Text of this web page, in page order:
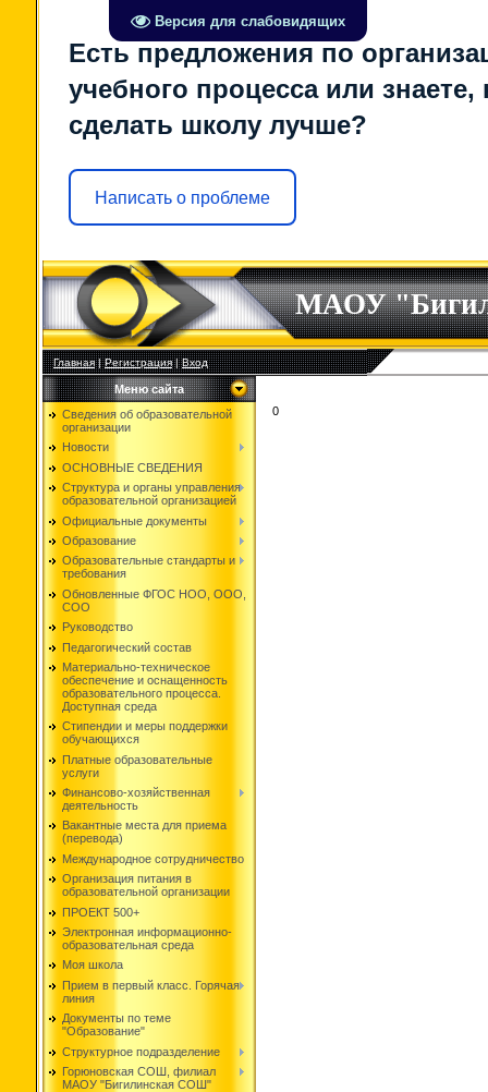
Версия для слабовидящих
Есть предложения по
учебного процесса или знаете,
сделать школу лучше?
Написать о проблеме
МАОУ
Главная|Регистрация|Вход
Меню сайта
Сведения об образовательной
организации
Новости
ОСНОВНЫЕ СВЕДЕНИЯ
Структура и органы управления
образовательной организацией
Официальные документы
Образование
Образовательные стандарты и
требования
Обновленные ФГОС НОО, ООО,
СОО
Руководство
Педагогический состав
Материально-техническое
обеспечение и оснащенность
образовательного процесса.
Доступная среда
Стипендии и меры поддержки
обучающихся
Платные образовательные
услуги
Финансово-хозяйственная
деятельность
Вакантные места для приема
(перевода)
Международное сотрудничество
Организация питания в
образовательной организации
ПРОЕКТ 500+
Электронная информационно-
образовательная среда
Моя школа
Прием в первый класс. Горячая
линия
Документы по теме
"Образование"
Структурное подразделение
Горюновская СОШ, филиал
МАОУ "Бигилинская СОШ"
0